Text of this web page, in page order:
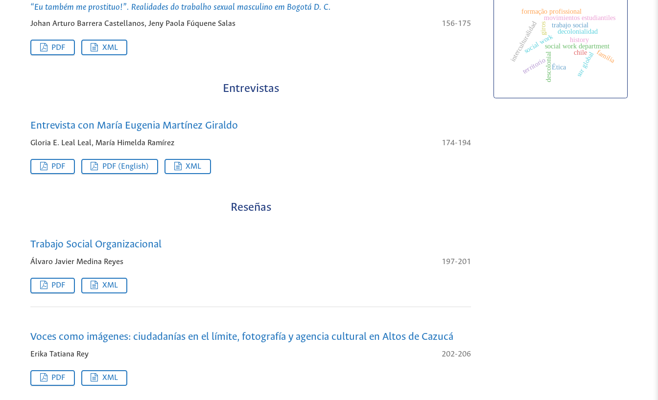
“Eu também me prostituo!”. Realidades do trabalho sexual masculino em Bogotá D. C.
Johan Arturo Barrera Castellanos, Jeny Paola Fúquene Salas 156-175
PDF XML
Entrevistas
Entrevista con María Eugenia Martínez Giraldo
Gloria E. Leal Leal, María Himelda Ramírez 174-194
PDF PDF (English) XML
Reseñas
Trabajo Social Organizacional
Álvaro Javier Medina Reyes 197-201
PDF XML
Voces como imágenes: ciudadanías en el límite, fotografía y agencia cultural en Altos de Cazucá
Erika Tatiana Rey 202-206
PDF XML
social work
history
social work department
trabajo social
descolonial sur global
interculturalidad decolonialidad
giros
movimientos estudiantiles
chile
formação profissional
Ética
familia
territorio